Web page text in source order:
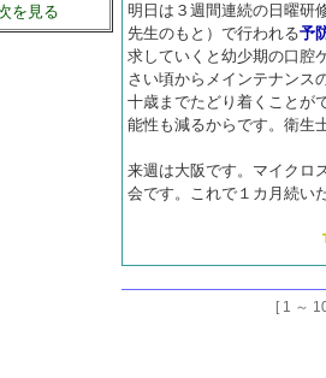
を見る
明日は３週間連続の日曜研
先生のもと）で行われる予
求していくと幼少期の口腔
さい頃からメインテナンス
十歳までたどり着くことが
能性も減るからです。衛生
来週は大阪です。マイクロ
会です。これで１カ月続い
[ 1 ～